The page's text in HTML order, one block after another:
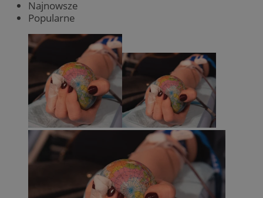
Najnowsze
Popularne